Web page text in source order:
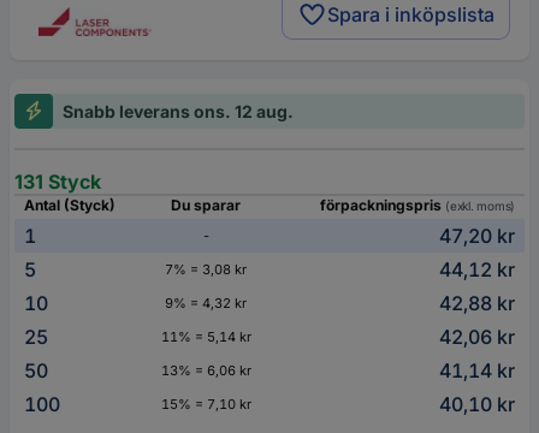
Spara i inköpslista
Snabb leverans ons. 12 aug.
131 Styck
Antal (Styck) Du sparar förpackningspris (exkl. moms)
1 -
47,20 kr
5
7% = 3,08 kr
44,12 kr
10
9% = 4,32 kr
42,88 kr
25
11% = 5,14 kr
42,06 kr
50
13% = 6,06 kr
41,14 kr
100
15% = 7,10 kr 40,10 kr